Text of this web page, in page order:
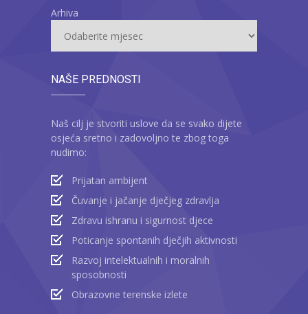
Arhiva
NAŠE PREDNOSTI
Naš cilj je stvoriti uslove da se svako dijete
osjeća sretno i zadovoljno te zbog toga
nudimo:
Prijatan ambijent
Čuvanje i jačanje dječjeg zdravlja
Zdravu ishranu i sigurnost djece
Poticanje spontanih dječjih aktivnosti
Razvoj intelektualnih i moralnih
sposobnosti
Obrazovne terenske izlete